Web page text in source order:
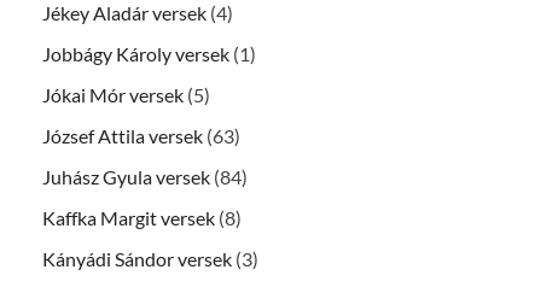
Jékey Aladár versek (4)
Jobbágy Károly versek (1)
Jókai Mór versek (5)
József Attila versek (63)
Juhász Gyula versek (84)
Kaffka Margit versek (8)
Kányádi Sándor versek (3)